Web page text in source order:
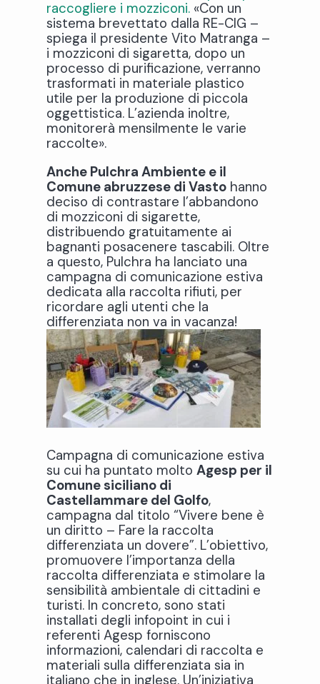
raccogliere i mozziconi. «Con un
sistema brevettato dalla RE-CIG –
spiega il presidente Vito Matranga –
i mozziconi di sigaretta, dopo un
processo di purificazione, verranno
trasformati in materiale plastico
utile per la produzione di piccola
oggettistica. L’azienda inoltre,
monitorerà mensilmente le varie
raccolte».
Anche Pulchra Ambiente e il
Comune abruzzese di Vasto hanno
deciso di contrastare l’abbandono
di mozziconi di sigarette,
distribuendo gratuitamente ai
bagnanti posacenere tascabili. Oltre
a questo, Pulchra ha lanciato una
campagna di comunicazione estiva
dedicata alla raccolta rifiuti, per
ricordare agli utenti che la
differenziata non va in vacanza!
Campagna di comunicazione estiva
su cui ha puntato moltoAgesp per il
Comune siciliano di
Castellammare del Golfo,
campagna dal titolo “Vivere bene è
un diritto – Fare la raccolta
differenziata un dovere”. L’obiettivo,
promuovere l’importanza della
raccolta differenziata e stimolare la
sensibilità ambientale di cittadini e
turisti. In concreto, sono stati
installati degli infopoint in cui i
referenti Agesp forniscono
informazioni, calendari di raccolta e
materiali sulla differenziata sia in
italiano che in inglese. Un’iniziativa